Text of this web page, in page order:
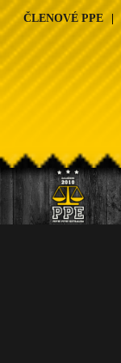
ČLENOVÉ PPE |